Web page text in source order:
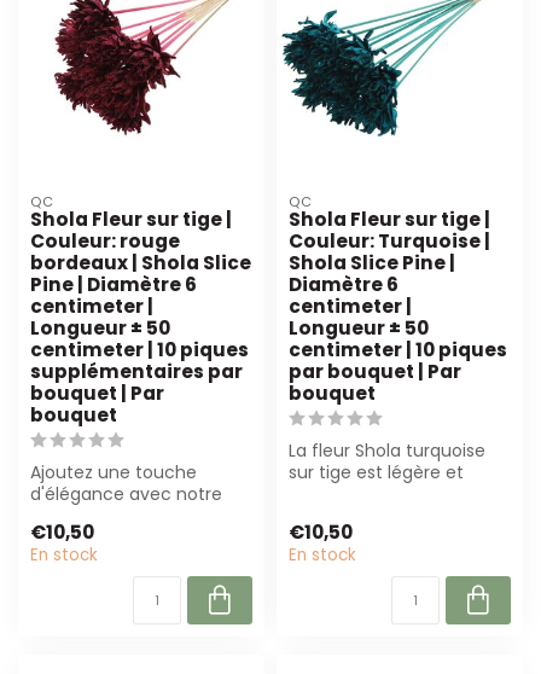
QC
Shola Fleur sur tige |
Couleur: rouge
bordeaux | Shola Slice
Pine | Diamètre 6
centimeter |
Longueur ± 50
centimeter | 10 piques
supplémentaires par
bouquet | Par
bouquet
Ajoutez une touche
d'élégance avec notre
tige. Légère, ...
€10,50
En stock
QC
Shola Fleur sur tige |
Couleur: Turquoise |
Shola Slice Pine |
Diamètre 6
centimeter |
Longueur ± 50
centimeter | 10 piques
par bouquet | Par
bouquet
La fleur Shola turquoise
sur tige est légère et
€10,50
En stock